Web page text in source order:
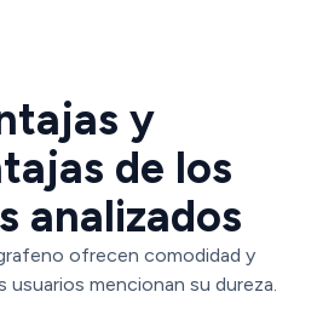
y
de los
analizados
ofrecen comodidad y
mencionan su dureza.